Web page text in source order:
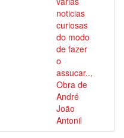
noticias
curiosas
do modo
de fazer
o
assucar..,
Obra de
André
João
Antonil